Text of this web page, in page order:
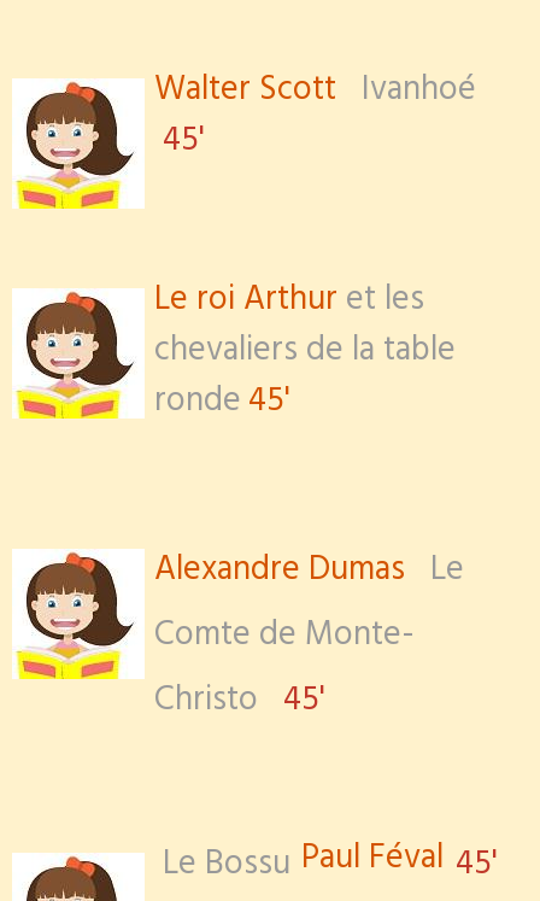
Walter Scott Ivanhoé
45'
Le roi Arthuret les
chevaliers de la table
ronde45'
Alexandre Dumas Le
Comte de Monte-
Christo 45'
Le Bossu Paul Féval 45'